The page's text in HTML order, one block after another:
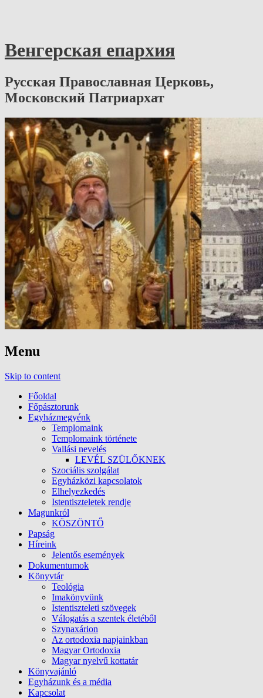
Венгерская епархия
Русская Православная Церковь,
Московский Патриархат
Menu
Skip to content
Főoldal
Főpásztorunk
Egyházmegyénk
Templomaink
Templomaink története
Vallási nevelés
LEVÉL SZÜLŐKNEK
Szociális szolgálat
Egyházközi kapcsolatok
Elhelyezkedés
Istentiszteletek rendje
Magunkról
KÖSZÖNTŐ
Papság
Híreink
Jelentős események
Dokumentumok
Könyvtár
Teológia
Imakönyvünk
Istentiszteleti szövegek
Válogatás a szentek életéből
Szynaxárion
Az ortodoxia napjainkban
Magyar Ortodoxia
Magyar nyelvű kottatár
Könyvajánló
Egyházunk és a média
Kapcsolat